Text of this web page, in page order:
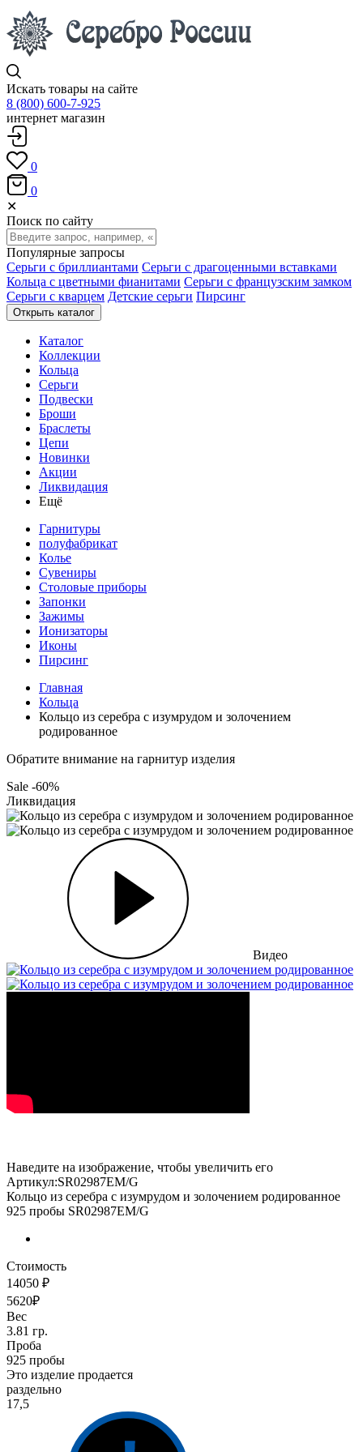
Искать товары на сайте
8 (800) 600-7-925
интернет магазин
0
0
✕
Поиск по сайту
Популярные запросы
Серьги с бриллиантами Серьги с драгоценными вставками
Кольца с цветными фианитами Серьги с французским замком
Серьги с кварцем Детские серьги Пирсинг
Открыть каталог
Каталог
Коллекции
Кольца
Серьги
Подвески
Броши
Браслеты
Цепи
Новинки
Акции
Ликвидация
Ещё
Гарнитуры
полуфабрикат
Колье
Сувениры
Столовые приборы
Запонки
Зажимы
Ионизаторы
Иконы
Пирсинг
Главная
Кольца
Кольцо из серебра с изумрудом и золочением
родированное
Обратите внимание на гарнитур изделия
Sale -60%
Ликвидация
Видео
Наведите на изображение, чтобы увеличить его
Артикул:SR02987EM/G
Кольцо из серебра с изумрудом и золочением родированное
925 пробы SR02987EM/G
Стоимость
14050 ₽
5620₽
Вес
3.81 гр.
Проба
925 пробы
Это изделие продается
раздельно
17,5